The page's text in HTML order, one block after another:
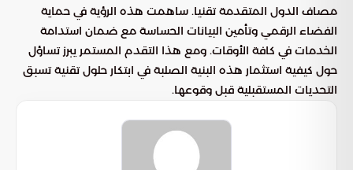
مصاف الدول المتقدمة تقنيا. ساهمت هذه الرؤية في حماية
الفضاء الرقمي وتأمين البيانات الحساسة مع ضمان استدامة
الخدمات في كافة الأوقات. ومع هذا التقدم المستمر يبرز تساؤل
حول كيفية استثمار هذه البنية الصلبة في ابتكار حلول تقنية تسبق
التحديات المستقبلية قبل وقوعها.